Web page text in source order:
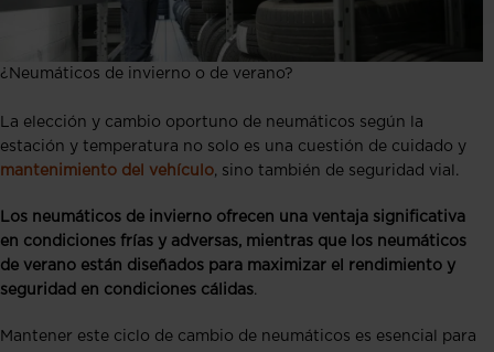
¿Neumáticos de invierno o de verano?
La elección y cambio oportuno de neumáticos según la
estación y temperatura no solo es una cuestión de cuidado y
mantenimiento del vehículo, sino también de seguridad vial.
Los neumáticos de invierno ofrecen una ventaja significativa
en condiciones frías y adversas, mientras que los neumáticos
de verano están diseñados para maximizar el rendimiento y
seguridad en condiciones cálidas.
Mantener este ciclo de cambio de neumáticos es esencial para